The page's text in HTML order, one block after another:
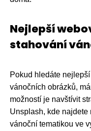
Nejlepší
stahování
Pokud hledáte
vánočních obrázků,
možností je navštívit
Unsplash, kde
vánoční tematikou ve